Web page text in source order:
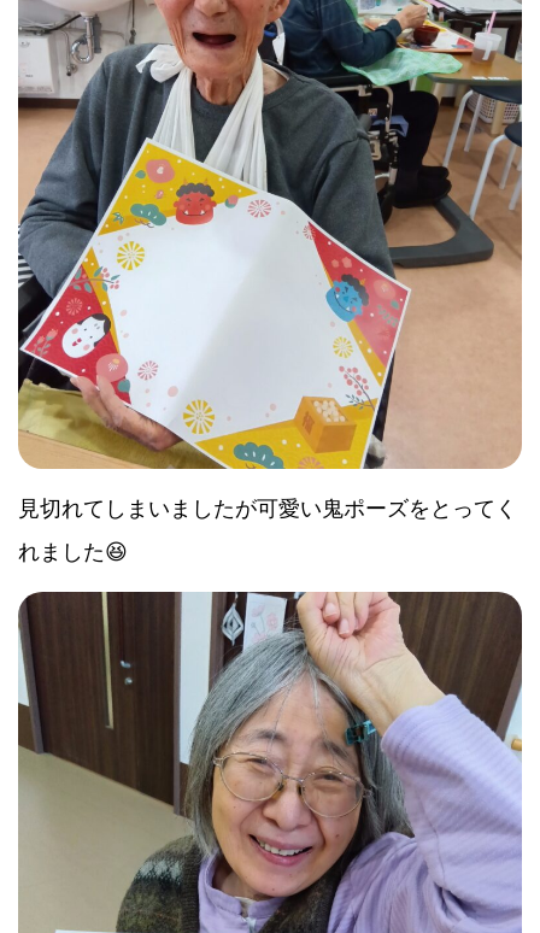
見切れてしまいましたが可愛い鬼ポーズをとってく
れました😆